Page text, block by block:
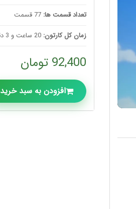
تعداد قسمت ها: 77 قسمت
زمان کل کارتون: 20 ساعت و 3 دقیقه
92,400 تومان
افزودن به سبد خرید